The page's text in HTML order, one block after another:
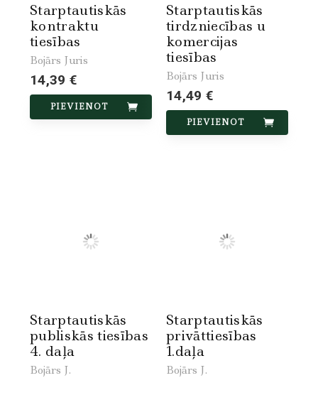
Starptautiskās
kontraktu
tiesības
Bojārs Juris
14,39 €
PIEVIENOT
Starptautiskās
tirdzniecības u
komercijas
tiesības
Bojārs Juris
14,49 €
PIEVIENOT
Starptautiskās
publiskās tiesības
4. daļa
Bojārs J.
Starptautiskās
privāttiesības
1.daļa
Bojārs J.